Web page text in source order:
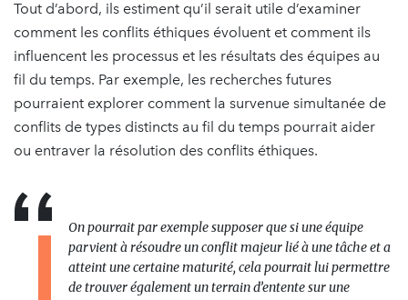
Tout d’abord, ils estiment qu’il serait utile d’examiner
comment les conflits éthiques évoluent et comment ils
influencent les processus et les résultats des équipes au
fil du temps. Par exemple, les recherches futures
pourraient explorer comment la survenue simultanée de
conflits de types distincts au fil du temps pourrait aider
ou entraver la résolution des conflits éthiques.
On pourrait par exemple supposer que si une équipe
parvient à résoudre un conflit majeur lié à une tâche et a
atteint une certaine maturité, cela pourrait lui permettre
de trouver également un terrain d’entente sur une